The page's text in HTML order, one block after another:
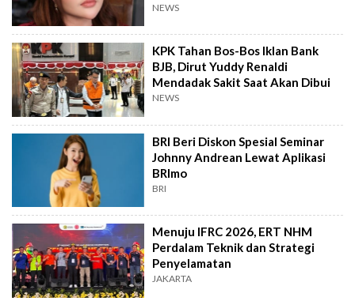
NEWS
KPK Tahan Bos-Bos Iklan Bank
BJB, Dirut Yuddy Renaldi
Mendadak Sakit Saat Akan Dibui
NEWS
BRI Beri Diskon Spesial Seminar
Johnny Andrean Lewat Aplikasi
BRImo
BRI
Menuju IFRC 2026, ERT NHM
Perdalam Teknik dan Strategi
Penyelamatan
JAKARTA